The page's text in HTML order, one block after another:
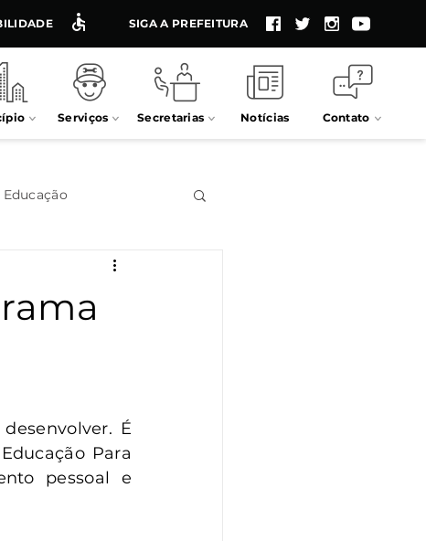
SIGA A PREFEITURA
Serviços Secretarias Notícias Contato
Educação
É
Para
pessoal e